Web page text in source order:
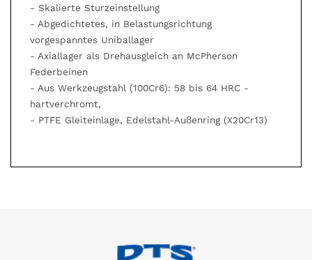
- Skalierte Sturzeinstellung
- Abgedichtetes, in Belastungsrichtung
vorgespanntes Uniballager
- Axiallager als Drehausgleich an McPherson
Federbeinen
- Aus Werkzeugstahl (100Cr6): 58 bis 64 HRC -
hartverchromt,
- PTFE Gleiteinlage, Edelstahl-Außenring (X20Cr13)